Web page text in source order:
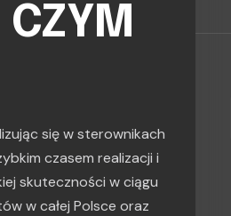
się w sterownikach
czasem realizacji i
skuteczności w ciągu
w całej Polsce oraz